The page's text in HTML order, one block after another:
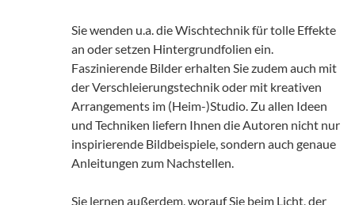
Sie wenden u.a. die Wischtechnik für tolle Effekte
an oder setzen Hintergrundfolien ein.
Faszinierende Bilder erhalten Sie zudem auch mit
der Verschleierungstechnik oder mit kreativen
Arrangements im (Heim-)Studio. Zu allen Ideen
und Techniken liefern Ihnen die Autoren nicht nur
inspirierende Bildbeispiele, sondern auch genaue
Anleitungen zum Nachstellen.
Sie lernen außerdem, worauf Sie beim Licht, der